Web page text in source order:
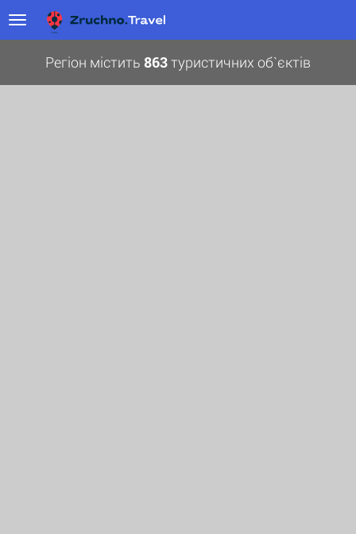
Регіон містить 863туристичних об`єктів